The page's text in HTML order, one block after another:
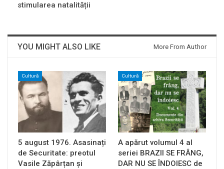
stimularea natalității
YOU MIGHT ALSO LIKE More From Author
Cultură
5 august 1976. Asasinați
de Securitate: preotul
Vasile Zăpârțan și
Cultură
A apărut volumul 4 al
seriei BRAZII SE FRÂNG,
DAR NU SE ÎNDOIESC de